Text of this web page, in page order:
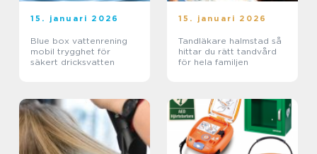
15. januari 2026
Blue box vattenrening
mobil trygghet för
säkert dricksvatten
15. januari 2026
Tandläkare halmstad så
hittar du rätt tandvård
för hela familjen